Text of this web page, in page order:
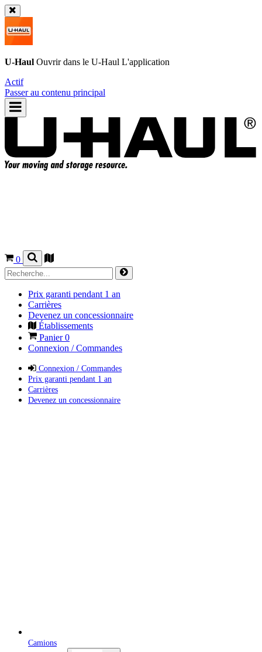
U-Haul Ouvrir dans le U-Haul L'application
Actif
Passer au contenu principal
0
Prix garanti pendant 1 an
Carrières
Devenez un concessionnaire
Établissements
Panier0
Connexion / Commandes
Connexion / Commandes
Prix garanti pendant 1 an
Carrières
Devenez un concessionnaire
Camions